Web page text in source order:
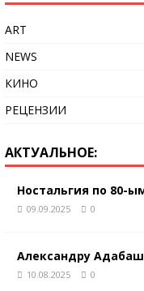
ART
NEWS
КИНО
РЕЦЕНЗИИ
АКТУАЛЬНОЕ:
Ностальгия по 80-
09.09.2025 0
Александру
10.08.2025 0